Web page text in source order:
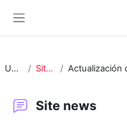
UPR-RP Site news
Site news